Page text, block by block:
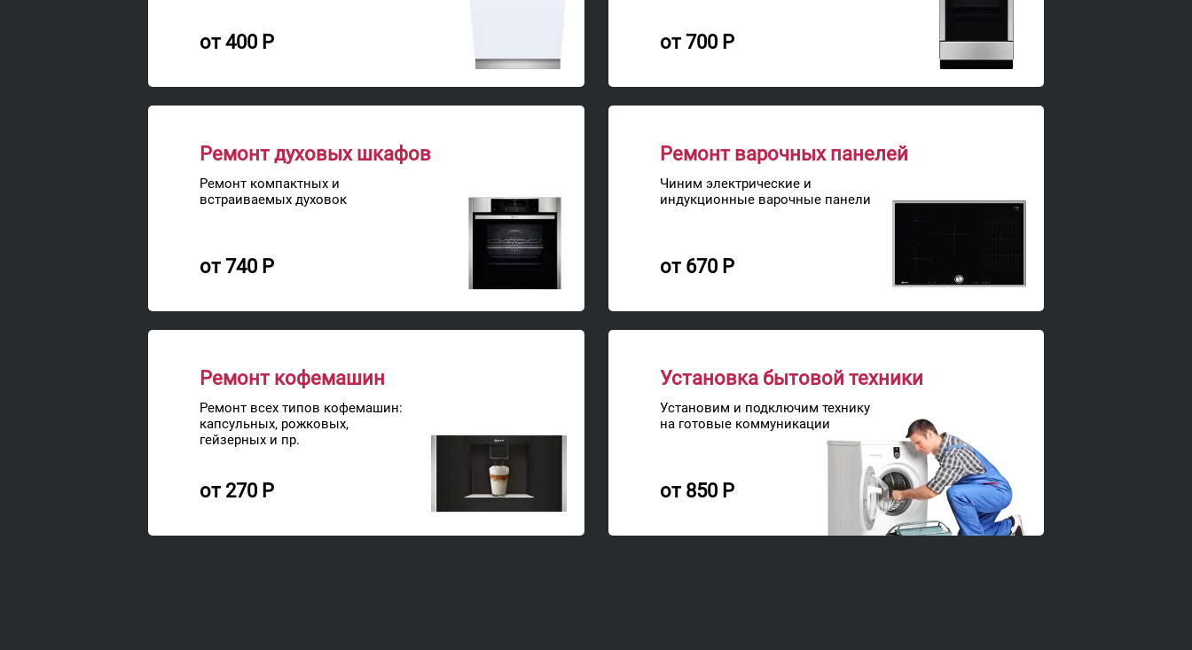
от 400 Р от 700 Р
Ремонт духовых шкафов
Ремонт компактных и
встраиваемых духовок
от 740 Р
Ремонт варочных панелей
Чиним электрические и
индукционные варочные панели
от 670 Р
Ремонт кофемашин
Ремонт всех типов кофемашин:
капсульных, рожковых,
гейзерных и пр.
от 270 Р
Установка бытовой техники
Установим и подключим технику
на готовые коммуникации
от 850 Р